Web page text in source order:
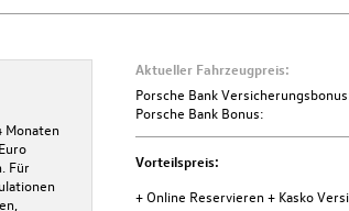
Monaten
Für
Porsche Bank Versicherungsbonus
Mindestlaufzeit 36 Monate. Aktion ist
Weitere Informationen
Aktueller Fahrzeugpreis:
Porsche Bank
Porsche Bank Bonus:
Vorteilspreis:
+ Online Reservieren+ Kasko